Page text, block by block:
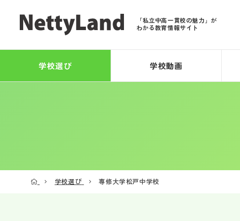
「私立中高一貫校の魅力」が
わかる教育情報サイト
学校選び 学校動画
学校選び 専修大学松戸中学校